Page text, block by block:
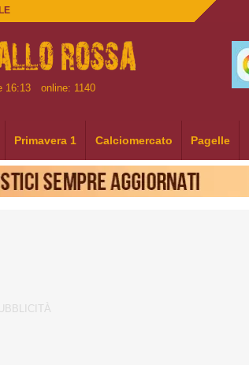
16:13 online: 1140
Primavera 1 Calciomercato Pagelle